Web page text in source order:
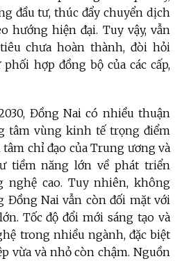
đầu tư, thúc đẩy chuyển dịch
hướng hiện đại. Tuy vậy, vẫn
chưa hoàn thành, đòi hỏi
hợp đồng bộ của các cấp,
Đồng Nai có nhiều thuận
tâm vùng kinh tế trọng điểm
tâm chỉ đạo của Trung ương và
tiềm năng lớn về phát triển
nghệ cao. Tuy nhiên, không
Đồng Nai vẫn còn đối mặt với
Tốc độ đổi mới sáng tạo và
trong nhiều ngành, đặc biệt
vừa và nhỏ còn chậm. Nguồn